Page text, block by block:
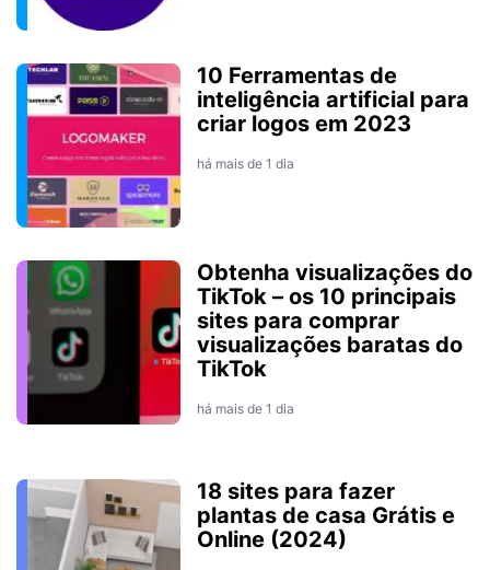
10 Ferramentas de
inteligência artificial para
criar logos em 2023
há mais de 1 dia
Obtenha visualizações do
TikTok – os 10 principais
sites para comprar
visualizações baratas do
TikTok
há mais de 1 dia
18 sites para fazer
plantas de casa Grátis e
Online (2024)